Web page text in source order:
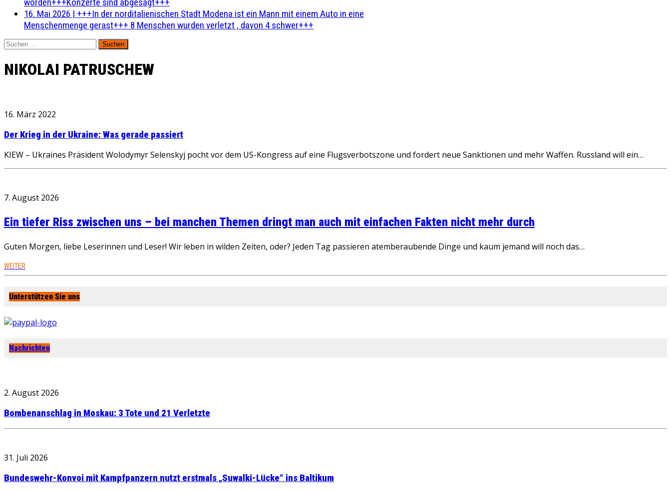
16. Mai 2026 | +++In der norditalienischen Stadt Modena ist ein Mann mit einem Auto in eine
Menschenmenge gerast+++ 8 Menschen wurden verletzt , davon 4 schwer+++
Suchen
nach:
NIKOLAI PATRUSCHEW
16. März 2022
Der Krieg in der Ukraine: Was gerade passiert
KIEW – Ukraines Präsident Wolodymyr Selenskyj pocht vor dem US-Kongress auf eine Flugsverbotszone und fordert neue Sanktionen und mehr Waffen. Russland will ein…
7. August 2026
Ein tiefer Riss zwischen uns – bei manchen Themen dringt man auch mit einfachen Fakten nicht mehr durch
Guten Morgen, liebe Leserinnen und Leser! Wir leben in wilden Zeiten, oder? Jeden Tag passieren atemberaubende Dinge und kaum jemand will noch das…
WEITER
Unterstützen Sie uns
Nachrichten
2. August 2026
Bombenanschlag in Moskau: 3 Tote und 21 Verletzte
31. Juli 2026
Bundeswehr-Konvoi mit Kampfpanzern nutzt erstmals „Suwalki-Lücke“ ins Baltikum